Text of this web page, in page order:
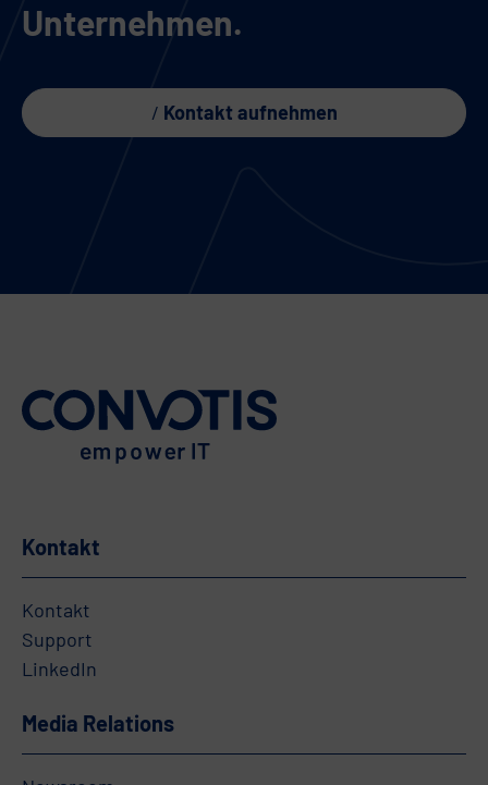
Unternehmen.
Kontakt aufnehmen
Kontakt
Kontakt
Support
LinkedIn
Media Relations